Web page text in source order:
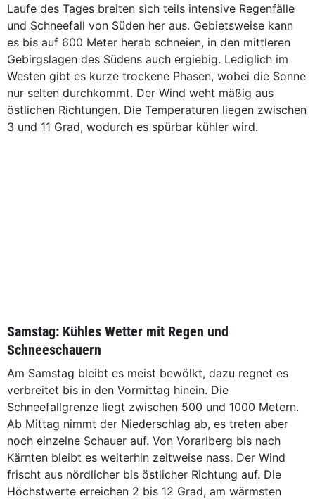
Laufe des Tages breiten sich teils intensive Regenfälle
und Schneefall von Süden her aus. Gebietsweise kann
es bis auf 600 Meter herab schneien, in den mittleren
Gebirgslagen des Südens auch ergiebig. Lediglich im
Westen gibt es kurze trockene Phasen, wobei die Sonne
nur selten durchkommt. Der Wind weht mäßig aus
östlichen Richtungen. Die Temperaturen liegen zwischen
3 und 11 Grad, wodurch es spürbar kühler wird.
Samstag: Kühles Wetter mit Regen und
Schneeschauern
Am Samstag bleibt es meist bewölkt, dazu regnet es
verbreitet bis in den Vormittag hinein. Die
Schneefallgrenze liegt zwischen 500 und 1000 Metern.
Ab Mittag nimmt der Niederschlag ab, es treten aber
noch einzelne Schauer auf. Von Vorarlberg bis nach
Kärnten bleibt es weiterhin zeitweise nass. Der Wind
frischt aus nördlicher bis östlicher Richtung auf. Die
Höchstwerte erreichen 2 bis 12 Grad, am wärmsten